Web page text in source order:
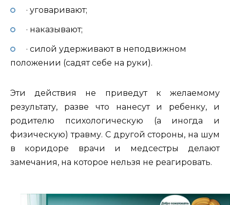
· уговаривают;
· наказывают;
· силой удерживают в неподвижном
положении (садят себе на руки).
Эти действия не приведут к желаемому
результату, разве что нанесут и ребенку, и
родителю психологическую (а иногда и
физическую) травму. С другой стороны, на шум
в коридоре врачи и медсестры делают
замечания, на которое нельзя не реагировать.